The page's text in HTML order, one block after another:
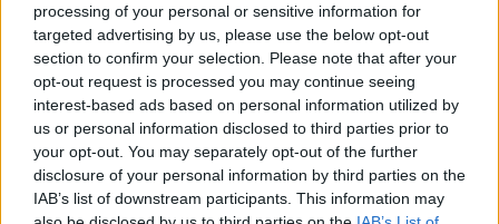
processing of your personal or sensitive information for
targeted advertising by us, please use the below opt-out
section to confirm your selection. Please note that after your
opt-out request is processed you may continue seeing
interest-based ads based on personal information utilized by
us or personal information disclosed to third parties prior to
your opt-out. You may separately opt-out of the further
disclosure of your personal information by third parties on the
IAB’s list of downstream participants. This information may
Bentley Torcal: Αν και ηλεκτρική, θα ακούγεται
σαν να έχει…
7.8.2026
Ford Fathom: Αυτό είναι το όνομα για το νέο
Mercedes-Benz GLB: Διαθέσιμη στην Ελλάδα με